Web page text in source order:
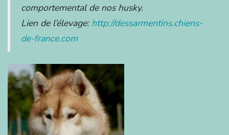
comportemental de nos husky.
Lien de l’élevage: http://dessarmentins.chiens-
de-france.com